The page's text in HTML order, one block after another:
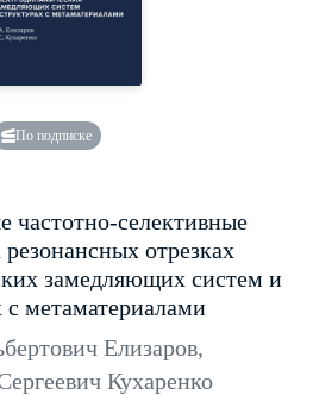
По подписке
частотно-селективные
резонансных отрезках
замедляющих систем и
с метаматериалами
Елизаров,
Кухаренко